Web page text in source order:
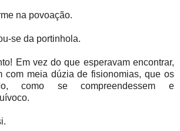
na povoação.
se da portinhola.
Em vez do que esperavam encontrar,
com meia dúzia de fisionomias, que os
como se compreendessem e